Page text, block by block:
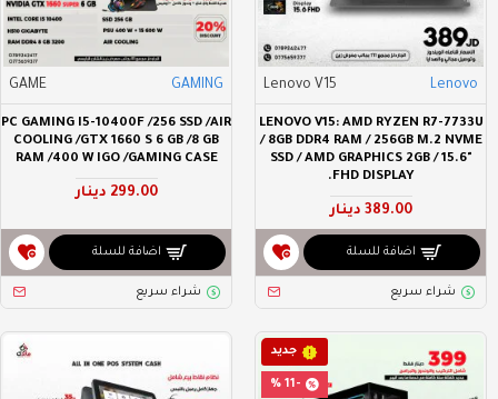
Lenovo
Lenovo V15
LENOVO V15: AMD RYZEN R7-7733U
/ 8GB DDR4 RAM / 256GB M.2 NVME
SSD / AMD GRAPHICS 2GB / 15.6"
FHD DISPLAY.
389.00 دينار
اضافة للسلة
شراء سريع
GAMING
GAME
PC GAMING I5-10400F /256 SSD /AIR
COOLING /GTX 1660 S 6 GB /8 GB
RAM /400 W IGO /GAMING CASE
299.00 دينار
اضافة للسلة
شراء سريع
جديد
-11 %